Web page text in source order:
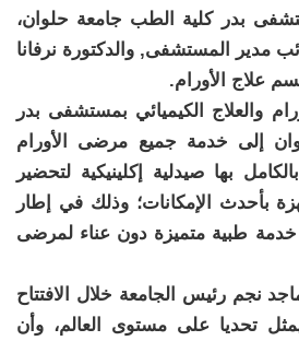
بدر كلية الطب جامعة حلوان،
مدير المستشفى, والدكتورة نرفانا
علاج الأورام.
والعلاج الكيميائي بمستشفى بدر
إلى خدمة جميع مرضى الأورام
بها صيدلية إكلينيكية لتحضير
بأحدث الإمكانات؛ وذلك في إطار
خدمة طبية متميزة دون عناء لمرضى
نجم رئيس الجامعة خلال الافتتاح
تحديا على مستوى العالم، وأن